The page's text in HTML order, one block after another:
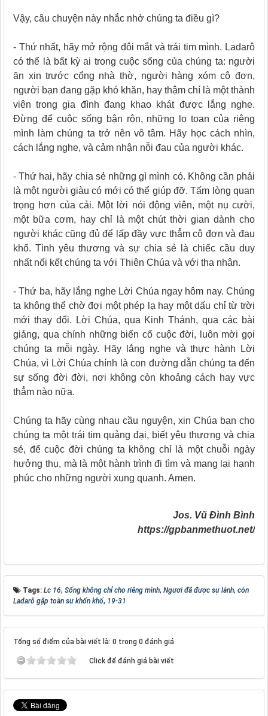
Vậy, câu chuyện này nhắc nhở chúng ta điều gì?
- Thứ nhất, hãy mở rộng đôi mắt và trái tim mình. Ladarô
có thể là bất kỳ ai trong cuộc sống của chúng ta: người
ăn xin trước cổng nhà thờ, người hàng xóm cô đơn,
người bạn đang gặp khó khăn, hay thậm chí là một thành
viên trong gia đình đang khao khát được lắng nghe.
Đừng để cuộc sống bận rộn, những lo toan của riêng
mình làm chúng ta trở nên vô tâm. Hãy học cách nhìn,
cách lắng nghe, và cảm nhận nỗi đau của người khác.
- Thứ hai, hãy chia sẻ những gì mình có. Không cần phải
là một người giàu có mới có thể giúp đỡ. Tấm lòng quan
trọng hơn của cải. Một lời nói động viên, một nụ cười,
một bữa cơm, hay chỉ là một chút thời gian dành cho
người khác cũng đủ để lấp đầy vực thẳm cô đơn và đau
khổ. Tình yêu thương và sự chia sẻ là chiếc cầu duy
nhất nối kết chúng ta với Thiên Chúa và với tha nhân.
- Thứ ba, hãy lắng nghe Lời Chúa ngay hôm nay. Chúng
ta không thể chờ đợi một phép lạ hay một dấu chỉ từ trời
mới thay đổi. Lời Chúa, qua Kinh Thánh, qua các bài
giảng, qua chính những biến cố cuộc đời, luôn mời gọi
chúng ta mỗi ngày. Hãy lắng nghe và thực hành Lời
Chúa, vì Lời Chúa chính là con đường dẫn chúng ta đến
sự sống đời đời, nơi không còn khoảng cách hay vực
thẳm nào nữa.
Chúng ta hãy cùng nhau cầu nguyện, xin Chúa ban cho
chúng ta một trái tim quảng đại, biết yêu thương và chia
sẻ, để cuộc đời chúng ta không chỉ là một chuỗi ngày
hưởng thụ, mà là một hành trình đi tìm và mang lại hạnh
phúc cho những người xung quanh. Amen.
Jos. Vũ Đình Bình
https://gpbanmethuot.net/
Tags: Lc 16, Sống không chỉ cho riêng mình, Ngươi đã được sự lành, còn
Ladarô gặp toàn sự khốn khổ, 19-31
Tổng số điểm của bài viết là: 0 trong 0 đánh giá
Click để đánh giá bài viết